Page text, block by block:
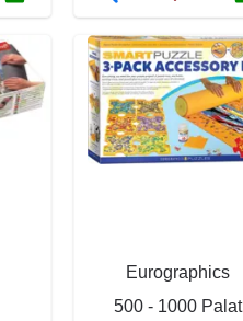
Eurographics
500 - 1000 Palat